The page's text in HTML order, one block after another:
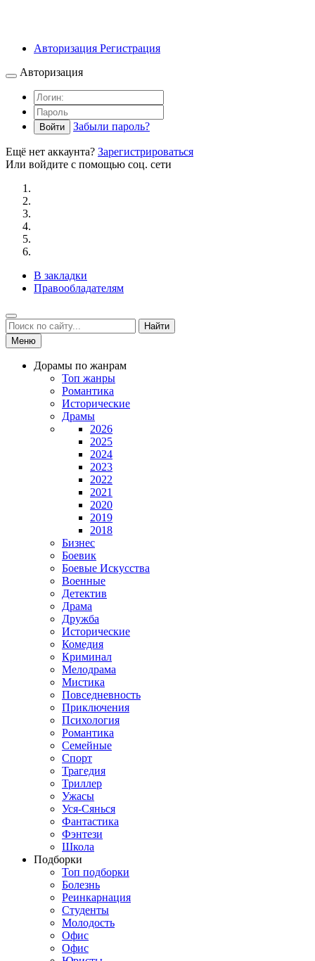
Авторизация Регистрация
Авторизация
Войти Забыли пароль?
Ещё нет аккаунта? Зарегистрироваться
Или войдите с помощью соц. сети
В закладки
Правообладателям
Найти
Меню
Дорамы по жанрам
Топ жанры
Романтика
Исторические
Драмы
2026
2025
2024
2023
2022
2021
2020
2019
2018
Бизнес
Боевик
Боевые Искусства
Военные
Детектив
Драма
Дружба
Исторические
Комедия
Криминал
Мелодрама
Мистика
Повседневность
Приключения
Психология
Романтика
Семейные
Спорт
Трагедия
Триллер
Ужасы
Уся-Сянься
Фантастика
Фэнтези
Школа
Подборки
Топ подборки
Болезнь
Реинкарнация
Студенты
Молодость
Офис
Офис